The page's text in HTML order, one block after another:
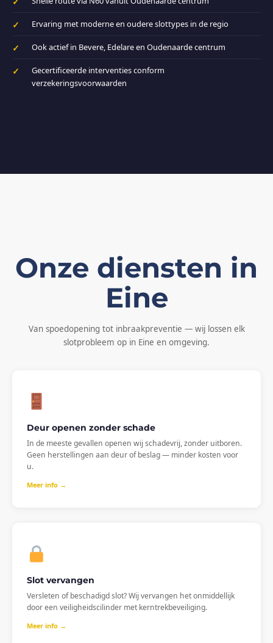
Ervaring met moderne en oudere slottypes in de regio
Ook actief in Bevere, Edelare en Oudenaarde centrum
Gecertificeerde interventies conform
verzekeringsvoorwaarden
Onze diensten in
Eine
Van spoedopening tot inbraakpreventie — wij lossen elk
slotprobleem op in Eine en omgeving.
Deur openen zonder schade
In de meeste gevallen openen wij schadevrij, zonder uitboren.
Geen herstellingen aan deur of beslag — minder kosten voor
u.
Meer info →
Slot vervangen
Versleten of beschadigd slot? Wij vervangen het onmiddellijk
door een veiligheidscilinder met kerntrekbeveiliging.
Meer info →